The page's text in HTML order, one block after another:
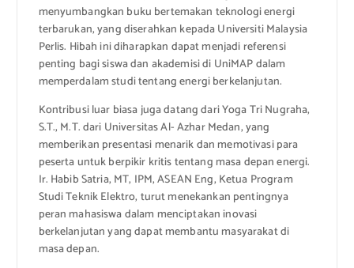
menyumbangkan buku bertemakan teknologi energi
terbarukan, yang diserahkan kepada Universiti Malaysia
Perlis. Hibah ini diharapkan dapat menjadi referensi
penting bagi siswa dan akademisi di UniMAP dalam
memperdalam studi tentang energi berkelanjutan.
Kontribusi luar biasa juga datang dari Yoga Tri Nugraha,
S.T., M.T. dari Universitas Al- Azhar Medan, yang
memberikan presentasi menarik dan memotivasi para
peserta untuk berpikir kritis tentang masa depan energi.
Ir. Habib Satria, MT, IPM, ASEAN Eng, Ketua Program
Studi Teknik Elektro, turut menekankan pentingnya
peran mahasiswa dalam menciptakan inovasi
berkelanjutan yang dapat membantu masyarakat di
masa depan.